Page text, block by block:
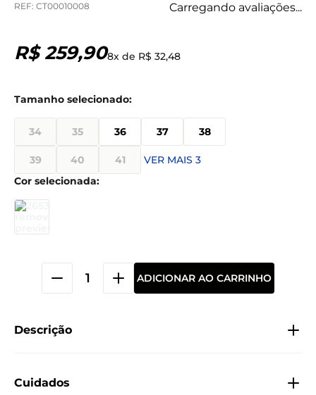
: CT00010008 Carregando avaliações...
R$ 259,908x de R$ 32,48
34 35 36 37 38
39 40 41 VER MAIS 3
ADICIONAR AO CARRINHO
Descrição
Cuidados